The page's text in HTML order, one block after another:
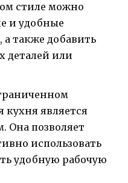
стиле можно
и удобные
также добавить
деталей или
кухня является
Она позволяет
использовать
удобную рабочую